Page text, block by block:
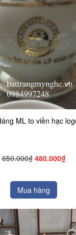
ML to viền hạc
650.000₫ 480.000₫
Mua hàng